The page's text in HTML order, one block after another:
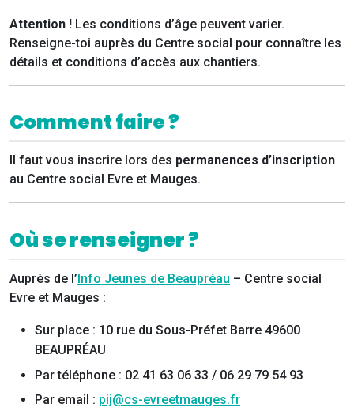
Attention ! Les conditions d’âge peuvent varier.
Renseigne-toi auprès du Centre social pour connaître les
détails et conditions d’accès aux chantiers.
Comment faire ?
Il faut vous inscrire lors des permanences d’inscription
au Centre social Evre et Mauges.
Où se renseigner ?
Auprès de l’ Info Jeunes de Beaupréau – Centre social
Evre et Mauges :
Sur place : 10 rue du Sous-Préfet Barre 49600
BEAUPRÉAU
Par téléphone : 02 41 63 06 33 / 06 29 79 54 93
Par email : pij@cs-evreetmauges.fr